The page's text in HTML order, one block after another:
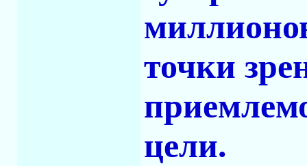
точки
цели.